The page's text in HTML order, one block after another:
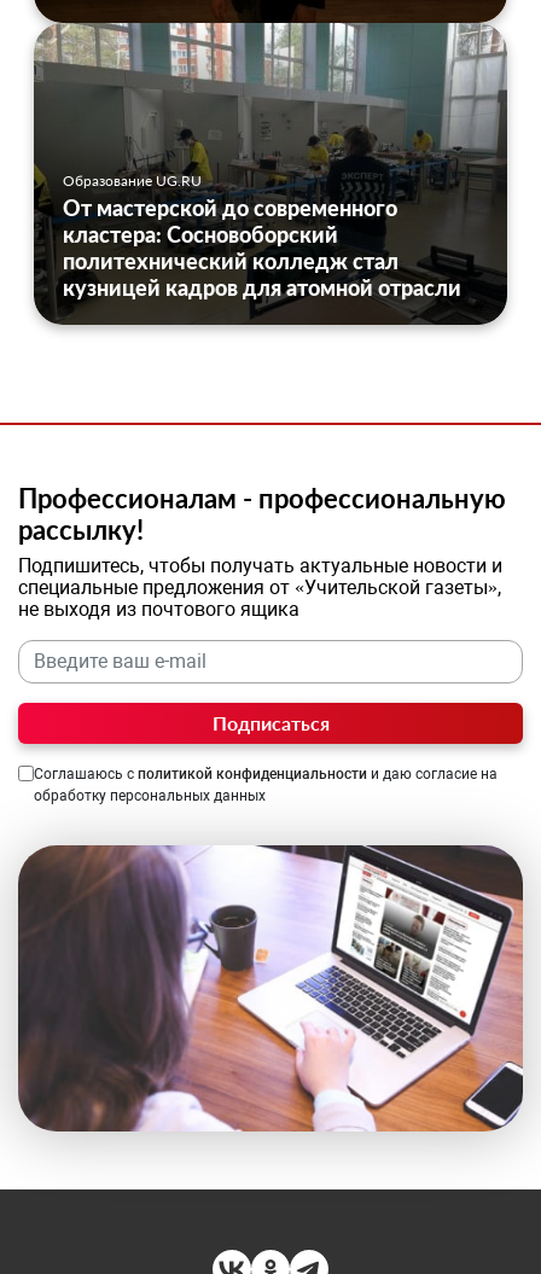
Образование UG.RU
От мастерской до современного
кластера: Сосновоборский
политехнический колледж стал
кузницей кадров для атомной отрасли
Профессионалам - профессиональную
рассылку!
Подпишитесь, чтобы получать актуальные новости и
специальные предложения от «Учительской газеты»,
не выходя из почтового ящика
Подписаться
Соглашаюсь с политикой конфиденциальности и даю согласие на
обработку персональных данных